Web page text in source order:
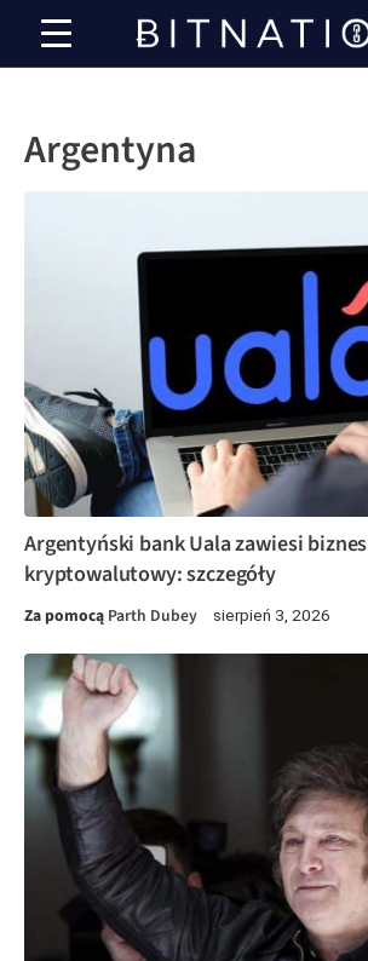
Bitnacja
Argentyna
Argentyński bank Uala zawiesi biznes
kryptowalutowy: szczegóły
Za pomocą Parth Dubey sierpień 3, 2026